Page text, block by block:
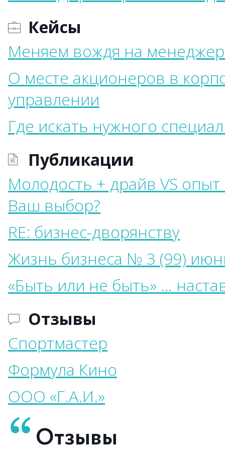
Кейсы
Меняем вождя на
О месте акционеров в
управлении
Где искать нужного
Публикации
Молодость + драйв VS опыт
Ваш выбор?
RE: бизнес-дворянству
Жизнь бизнеса № 3 (99)
«Быть или не быть» …
Отзывы
Спортмастер
Формула Кино
ООО «Г.А.И.»
Отзывы